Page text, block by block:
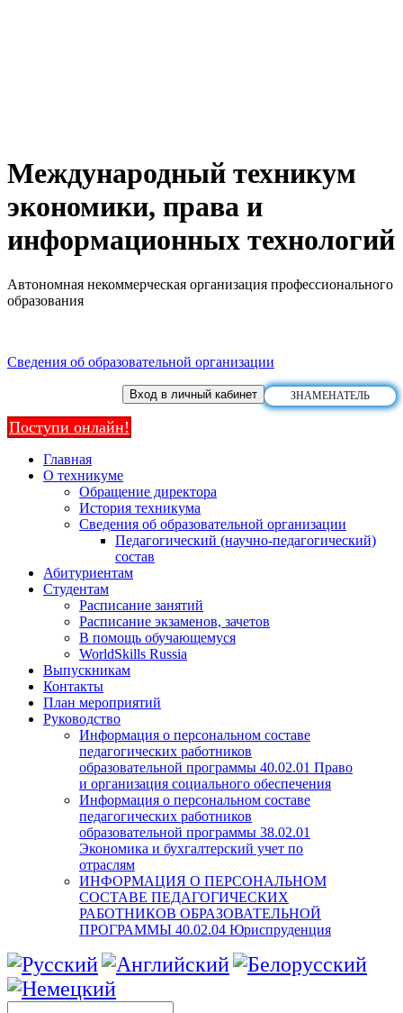
Международный техникум
экономики, права и
информационных технологий
Автономная некоммерческая организация профессионального
образования
Сведения об образовательной организации
ЗНАМЕНАТЕЛЬ
Вход в личный кабинет
Поступи онлайн!
Главная
О техникуме
Обращение директора
История техникума
Сведения об образовательной организации
Педагогический (научно-педагогический)
состав
Абитуриентам
Студентам
Расписание занятий
Расписание экзаменов, зачетов
В помощь обучающемуся
WorldSkills Russia
Выпускникам
Контакты
План мероприятий
Руководство
Информация о персональном составе
педагогических работников
образовательной программы 40.02.01 Право
и организация социального обеспечения
Информация о персональном составе
педагогических работников
образовательной программы 38.02.01
Экономика и бухгалтерский учет по
отраслям
ИНФОРМАЦИЯ О ПЕРСОНАЛЬНОМ
СОСТАВЕ ПЕДАГОГИЧЕСКИХ
РАБОТНИКОВ ОБРАЗОВАТЕЛЬНОЙ
ПРОГРАММЫ 40.02.04 Юриспруденция